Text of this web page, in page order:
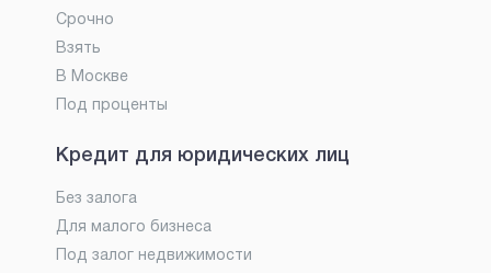
Срочно
Взять
В Москве
Под проценты
Кредит для юридических лиц
Без залога
Для малого бизнеса
Под залог недвижимости